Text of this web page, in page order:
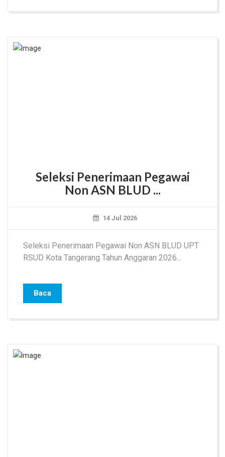
Seleksi Penerimaan Pegawai
Non ASN BLUD ...
14 Jul 2026
Seleksi Penerimaan Pegawai Non ASN BLUD UPT
RSUD Kota Tangerang Tahun Anggaran 2026...
Baca